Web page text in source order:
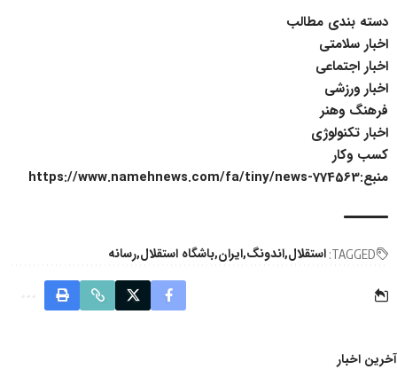
دسته بندی مطالب
اخبار سلامتی
اخبار اجتماعی
اخبار ورزشی
فرهنگ وهنر
اخبار تکنولوژی
کسب وکار
منبع:https://www.namehnews.com/fa/tiny/news-774563
TAGGED: استقلال اندونگ ایران باشگاه استقلال رسانه
آخرین اخبار